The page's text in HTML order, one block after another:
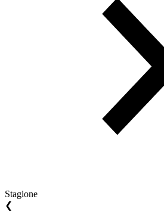
Stagione
❮